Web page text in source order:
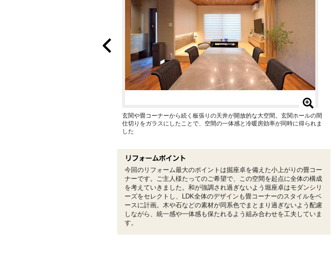
玄関や畳コーナーから続く板張りの天井が開放的な大空間。玄関ホールの間
仕切りをガラスにしたことで、空間の一体感と冷暖房効率が同時に得られま
した
今回のリフォーム最大のポイントは掘座卓を備えた小上がりの畳コー
ナーです。ご主人様たってのご希望で、この空間を起点に全体の構成
を考えていきました。和が強調され過ぎないよう堀座卓はモダンシリ
ーズをセレクトし、LDK全体のデザインも畳コーナーのスタイルをベ
ースに計画。木や石などの素材が同系色でまとまり過ぎないよう配慮
しながら、統一感や一体感も保たれるよう組み合わせを工夫していま
す。